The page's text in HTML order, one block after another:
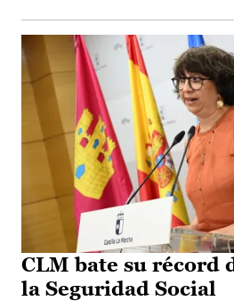
CLM bate su récord
la Seguridad Social